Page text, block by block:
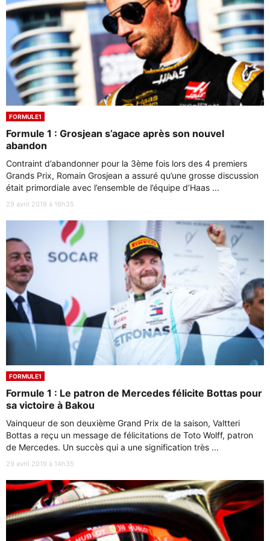
FORMULE1
Formule 1 : Grosjean s’agace après son nouvel
abandon
Contraint d’abandonner pour la 3ème fois lors des 4 premiers
Grands Prix, Romain Grosjean a assuré qu’une grosse discussion
était primordiale avec l’ensemble de l’équipe d’Haas ...
29 avril 2019 à 16h35
FORMULE1
Formule 1 : Le patron de Mercedes félicite Bottas pour
sa victoire à Bakou
Vainqueur de son deuxième Grand Prix de la saison, Valtteri
Bottas a reçu un message de félicitations de Toto Wolff, patron
de Mercedes. Un succès qui a une signification très ...
29 avril 2019 à 14h35